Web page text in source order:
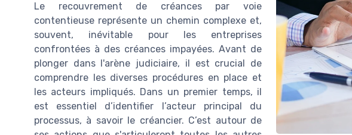
Le recouvrement de créances par voie
contentieuse représente un chemin complexe et,
souvent, inévitable pour les entreprises
confrontées à des créances impayées. Avant de
plonger dans l'arène judiciaire, il est crucial de
comprendre les diverses procédures en place et
les acteurs impliqués. Dans un premier temps, il
est essentiel d’identifier l’acteur principal du
processus, à savoir le créancier. C’est autour de